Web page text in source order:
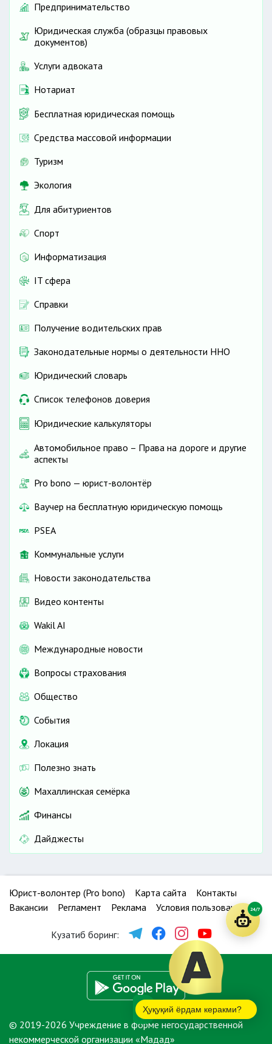
Предпринимательство
Юридическая служба (образцы правовых
документов)
Услуги адвоката
Нотариат
Бесплатная юридическая помощь
Средства массовой информации
Туризм
Экология
Для абитуриентов
Спорт
Информатизация
IT сфера
Справки
Получение водительских прав
Законодательные нормы о деятельности ННО
Юридический словарь
Список телефонов доверия
Юридические калькуляторы
Автомобильное право – Права на дороге и другие
аспекты
Pro bono — юрист-волонтёр
Ваучер на бесплатную юридическую помощь
PSEA
Коммунальные услуги
Новости законодательства
Видео контенты
Wakil AI
Международные новости
Вопросы страхования
Общество
События
Локация
Полезно знать
Махаллинская семёрка
Финансы
Дайджесты
Юрист-волонтер (Pro bono) Карта сайта
Контакты
Вакансии
Регламент Реклама Условия пользования
Кузатиб боринг:
© 2019-2026 Учреждение в форме негосударственной
некоммерческой организации «Мадад»
Ҳуқуқий ёрдам керакми?
24/7